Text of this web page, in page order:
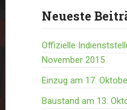
Neueste
Offizielle
November 2015
Einzug am 17.
Baustand am 13.